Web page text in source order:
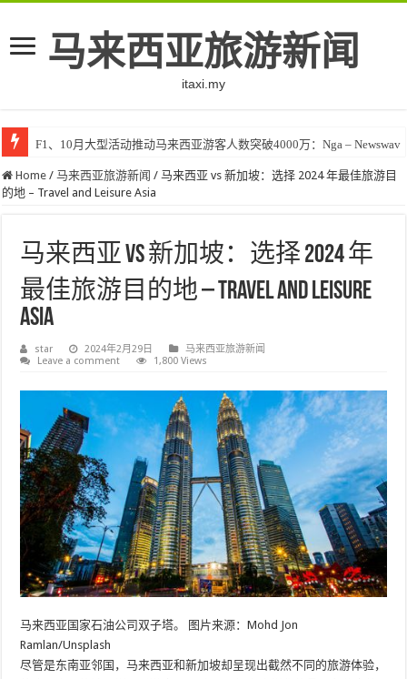
马来西亚旅游新闻
itaxi.my
F1、10月大型活动推动马来西亚游客人数突破4000万：Nga – Newswav
Klook客路将印度和中东创作者聚集在马来西亚 – TravelBiz Monitor
Home / 马来西亚旅游新闻 / 马来西亚 vs 新加坡：选择 2024 年最佳旅游目
的地 – Travel and Leisure Asia
马来西亚 vs 新加坡：选择 2024 年
最佳旅游目的地 – Travel and Leisure
Asia
star 2024年2月29日
马来西亚旅游新闻
Leave a comment
1,800 Views
马来西亚国家石油公司双子塔。 图片来源：Mohd Jon
Ramlan/Unsplash
尽管是东南亚邻国，马来西亚和新加坡却呈现出截然不同的旅游体验，